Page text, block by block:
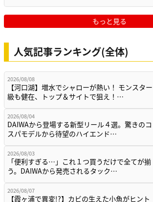
もっと見る
人気記事ランキング(全体)
2026/08/08
【河口湖】増水でシャローが熱い！ モンスター
級も健在、トップ＆サイトで狙え！…
2026/08/04
DAIWAから登場する新型リール４選。驚きのコ
スパモデルから待望のハイエンド…
2026/08/03
「便利すぎる…」これ１つ買うだけで全てが揃
う。DAIWAから発売されるタック…
2026/08/07
【霞ヶ浦で異変!?】カビの生えた小魚がヒント